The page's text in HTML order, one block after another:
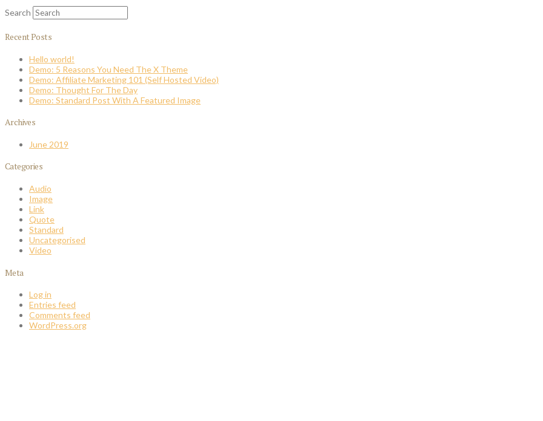
Search
Recent Posts
Hello world!
Demo: 5 Reasons You Need The X Theme
Demo: Affiliate Marketing 101 (Self Hosted Video)
Demo: Thought For The Day
Demo: Standard Post With A Featured Image
Archives
June 2019
Categories
Audio
Image
Link
Quote
Standard
Uncategorised
Video
Meta
Log in
Entries feed
Comments feed
WordPress.org